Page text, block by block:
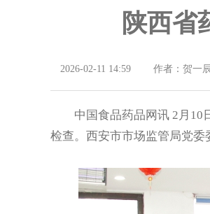
陕西省
2026-02-11 14:59 作者：贺一
中国食品药品网讯 2月10日
检查。西安市市场监管局党委